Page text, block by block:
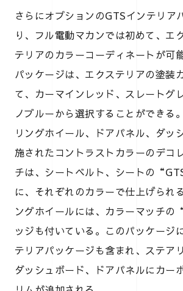
さらにオプションのGTSインテリア
り、フル電動マカンでは初めて、エ
テリアのカラーコーディネートが可
パッケージは、エクステリアの塗装
て、カーマインレッド、スレートグ
ノブルーから選択することができる
リングホイール、ドアパネル、ダッ
施されたコントラストカラーのデコ
チは、シートベルト、シートの
に、それぞれのカラーで仕上げられ
ングホイールには、カラーマッチ
ッジも付いている。このパッケージ
テリアパッケージも含まれ、ステア
ダッシュボード、ドアパネルにカー